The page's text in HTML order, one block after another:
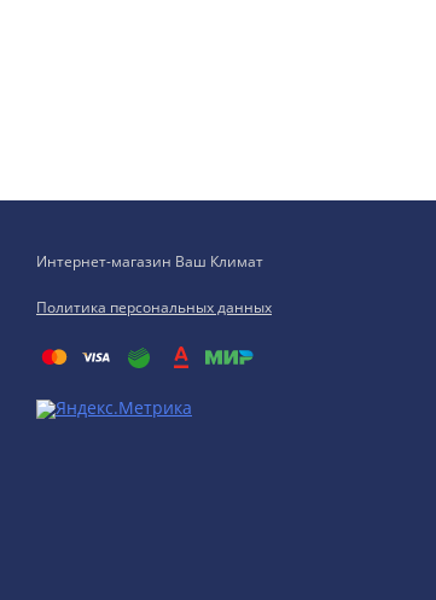
Интернет-магазин Ваш Климат
Политика персональных данных